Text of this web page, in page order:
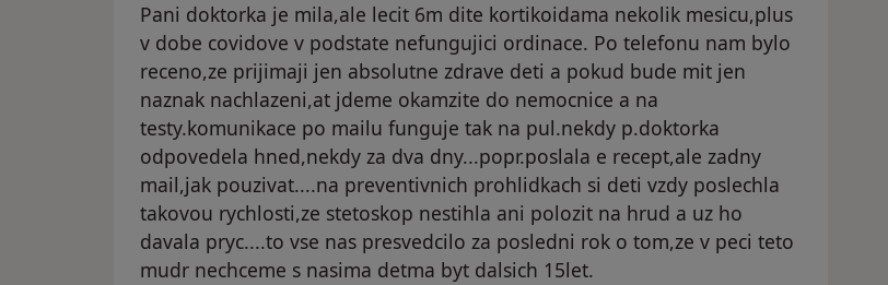
Pani doktorka je mila,ale lecit 6m dite kortikoidama nekolik mesicu,plus
v dobe covidove v podstate nefungujici ordinace. Po telefonu nam bylo
receno,ze prijimaji jen absolutne zdrave deti a pokud bude mit jen
naznak nachlazeni,at jdeme okamzite do nemocnice a na
testy.komunikace po mailu funguje tak na pul.nekdy p.doktorka
odpovedela hned,nekdy za dva dny...popr.poslala e recept,ale zadny
mail,jak pouzivat....na preventivnich prohlidkach si deti vzdy poslechla
takovou rychlosti,ze stetoskop nestihla ani polozit na hrud a uz ho
davala pryc....to vse nas presvedcilo za posledni rok o tom,ze v peci teto
mudr nechceme s nasima detma byt dalsich 15let.